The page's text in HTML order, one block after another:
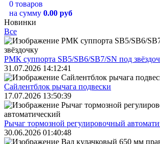
0 товаров
на сумму 0.00 руб
Новинки
Все
РМК суппорта SB5/SB6/SB7/SN под
31.07.2026 14:12:41
Сайлентблок рычага подвески
17.07.2026 13:50:39
Рычаг тормозной регулировочный
30.06.2026 01:40:48